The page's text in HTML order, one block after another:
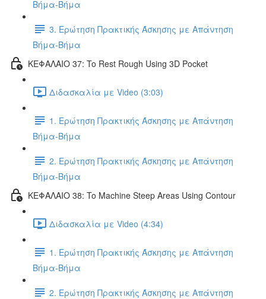
Βήμα-Βήμα
3. Ερώτηση Πρακτικής Άσκησης με Απάντηση
Βήμα-Βήμα
ΚΕΦΑΛΑΙΟ 37: To Rest Rough Using 3D Pocket
Διδασκαλία με Video (3:03)
1. Ερώτηση Πρακτικής Άσκησης με Απάντηση
Βήμα-Βήμα
2. Ερώτηση Πρακτικής Άσκησης με Απάντηση
Βήμα-Βήμα
ΚΕΦΑΛΑΙΟ 38: To Machine Steep Areas Using Contour
Διδασκαλία με Video (4:34)
1. Ερώτηση Πρακτικής Άσκησης με Απάντηση
Βήμα-Βήμα
2. Ερώτηση Πρακτικής Άσκησης με Απάντηση